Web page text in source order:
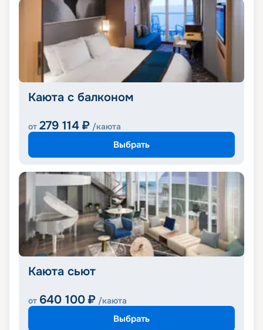
Каюта с балконом
от 279 114 ₽ /каюта
Выбрать
Каюта сьют
от 640 100 ₽ /каюта
Выбрать